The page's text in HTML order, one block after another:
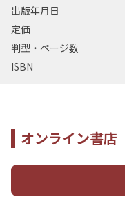
出版年月日
定価
判型・ページ数
ISBN
オンライン書店